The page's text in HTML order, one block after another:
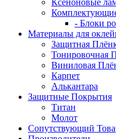
Ксеноновые
- Блоки
Материалы для
Защитная
Тонировочная
Виниловая
Карпет
Алькантара
Защитные Покрытия
Титан
Молот
Сопутствующий